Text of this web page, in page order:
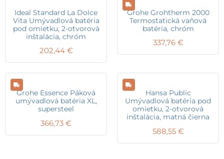
Ideal Standard La Dolce
Vita Umývadlová batéria
pod omietku, 2-otvorová
inštalácia, chróm
202,44 €
Grohe Grohtherm 2000
Termostatická vaňová
batéria, chróm
337,76 €
Grohe Essence Páková
umývadlová batéria XL,
supersteel
366,73 €
Hansa Public
Umývadlová batéria pod
omietku, 2-otvorová
inštalácia, matná čierna
588,55 €